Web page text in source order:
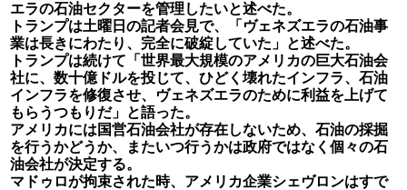
エラの石油セクターを管理したいと述べた。
トランプは土曜日の記者会見で、「ヴェネズエラの石油事
業は長きにわたり、完全に破綻していた」と述べた。
トランプは続けて「世界最大規模のアメリカの巨大石油会
社に、数十億ドルを投じて、ひどく壊れたインフラ、石油
インフラを修復させ、ヴェネズエラのために利益を上げて
もらうつもりだ」と語った。
アメリカには国営石油会社が存在しないため、石油の採掘
を行うかどうか、またいつ行うかは政府ではなく個々の石
油会社が決定する。
マドゥロが拘束された時、アメリカ企業シェヴロンはすで